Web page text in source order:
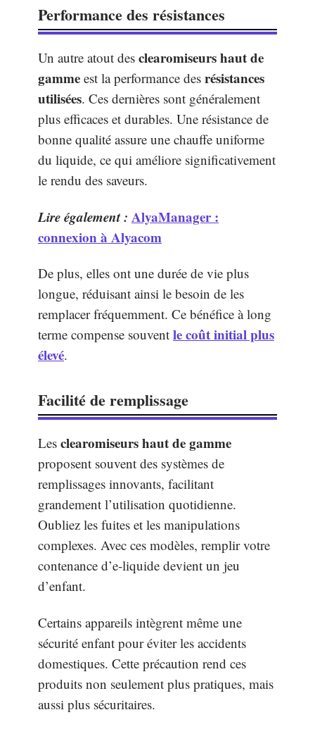
Performance des résistances
Un autre atout des clearomiseurs haut de
gamme est la performance des résistances
utilisées. Ces dernières sont généralement
plus efficaces et durables. Une résistance de
bonne qualité assure une chauffe uniforme
du liquide, ce qui améliore significativement
le rendu des saveurs.
Lire également : AlyaManager :
connexion à Alyacom
De plus, elles ont une durée de vie plus
longue, réduisant ainsi le besoin de les
remplacer fréquemment. Ce bénéfice à long
terme compense souvent le coût initial plus
élevé.
Facilité de remplissage
Les clearomiseurs haut de gamme
proposent souvent des systèmes de
remplissages innovants, facilitant
grandement l’utilisation quotidienne.
Oubliez les fuites et les manipulations
complexes. Avec ces modèles, remplir votre
contenance d’e-liquide devient un jeu
d’enfant.
Certains appareils intègrent même une
sécurité enfant pour éviter les accidents
domestiques. Cette précaution rend ces
produits non seulement plus pratiques, mais
aussi plus sécuritaires.